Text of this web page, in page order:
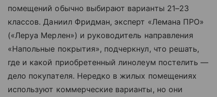
помещений обычно выбирают варианты 21–23
классов. Даниил Фридман, эксперт «Лемана ПРО»
(«Леруа Мерлен») и руководитель направления
«Напольные покрытия», подчеркнул, что решать,
где и какой приобретенный линолеум постелить —
дело покупателя. Нередко в жилых помещениях
используют коммерческие варианты, но они